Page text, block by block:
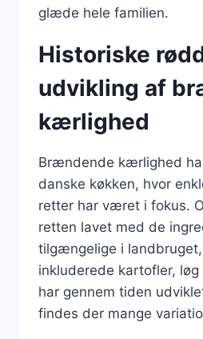
glæde hele familien.
Historiske
udvikling af
kærlighed
Brændende kærlighed
danske køkken, hvor
retter har været i fokus.
retten lavet med de
tilgængelige i
inkluderede kartofler, løg
har gennem tiden
findes der mange